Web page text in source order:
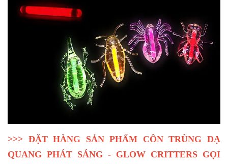
>>> ĐẶT HÀNG SẢN PHẨM CÔN TRÙNG DẠ
QUANG PHÁT SÁNG - GLOW CRITTERS GỌI